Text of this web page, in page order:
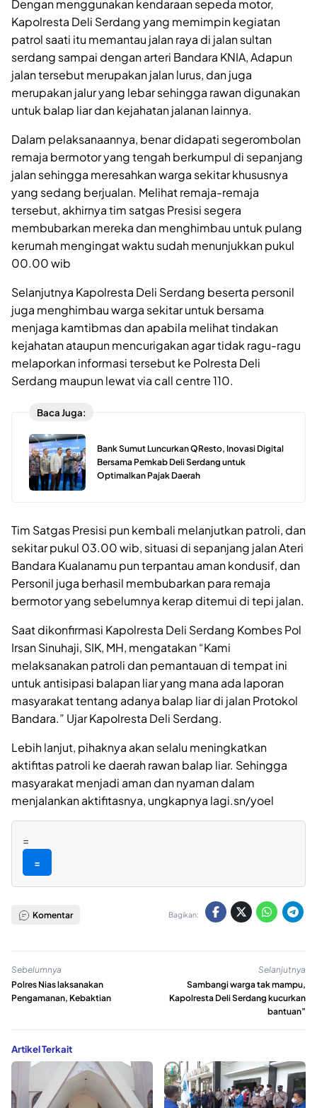
Dengan menggunakan kendaraan sepeda motor,
Kapolresta Deli Serdang yang memimpin kegiatan
patrol saati itu memantau jalan raya di jalan sultan
serdang sampai dengan arteri Bandara KNIA, Adapun
jalan tersebut merupakan jalan lurus, dan juga
merupakan jalur yang lebar sehingga rawan digunakan
untuk balap liar dan kejahatan jalanan lainnya.
Dalam pelaksanaannya, benar didapati segerombolan
remaja bermotor yang tengah berkumpul di sepanjang
jalan sehingga meresahkan warga sekitar khususnya
yang sedang berjualan. Melihat remaja-remaja
tersebut, akhirnya tim satgas Presisi segera
membubarkan mereka dan menghimbau untuk pulang
kerumah mengingat waktu sudah menunjukkan pukul
00.00 wib
Selanjutnya Kapolresta Deli Serdang beserta personil
juga menghimbau warga sekitar untuk bersama
menjaga kamtibmas dan apabila melihat tindakan
kejahatan ataupun mencurigakan agar tidak ragu-ragu
melaporkan informasi tersebut ke Polresta Deli
Serdang maupun lewat via call centre 110.
Baca Juga:
Bank Sumut Luncurkan QResto, Inovasi Digital
Bersama Pemkab Deli Serdang untuk
Optimalkan Pajak Daerah
Tim Satgas Presisi pun kembali melanjutkan patroli, dan
sekitar pukul 03.00 wib, situasi di sepanjang jalan Ateri
Bandara Kualanamu pun terpantau aman kondusif, dan
Personil juga berhasil membubarkan para remaja
bermotor yang sebelumnya kerap ditemui di tepi jalan.
Saat dikonfirmasi Kapolresta Deli Serdang Kombes Pol
Irsan Sinuhaji, SIK, MH, mengatakan “Kami
melaksanakan patroli dan pemantauan di tempat ini
untuk antisipasi balapan liar yang mana ada laporan
masyarakat tentang adanya balap liar di jalan Protokol
Bandara.” Ujar Kapolresta Deli Serdang.
Lebih lanjut, pihaknya akan selalu meningkatkan
aktifitas patroli ke daerah rawan balap liar. Sehingga
masyarakat menjadi aman dan nyaman dalam
menjalankan aktifitasnya, ungkapnya lagi.sn/yoel
=
=
Komentar Bagikan:
Sebelumnya
Polres Nias laksanakan
Pengamanan, Kebaktian
Selanjutnya
Sambangi warga tak mampu,
Kapolresta Deli Serdang kucurkan
bantuan”
Artikel Terkait